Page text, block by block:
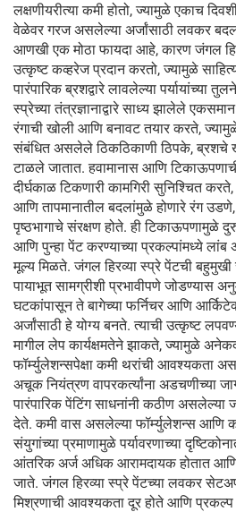
लक्षणीयरीत्या कमी होतो, ज्यामुळे एकाच
वेळेवर गरज असलेल्या अर्जांसाठी लवकर
आणखी एक मोठा फायदा आहे, कारण जंगल
उत्कृष्ट कव्हरेज प्रदान करतो, ज्यामुळे
पारंपारिक ब्रशद्वारे लावलेल्या पर्यायांच्या
स्प्रेच्या तंत्रज्ञानाद्वारे साध्य झालेले
रंगाची खोली आणि बनावट तयार करते, ज्यामुळे
संबंधित असलेले ठिकठिकाणी ठिपके,
टाळले जातात. हवामानास आणि टिकाऊपणाची
दीर्घकाळ टिकणारी कामगिरी सुनिश्चित
आणि तापमानातील बदलांमुळे होणारे रंग
पृष्ठभागाचे संरक्षण होते. ही टिकाऊपणामुळे
आणि पुन्हा पेंट करण्याच्या प्रकल्पांमध्ये लांब
मूल्य मिळते. जंगल हिरव्या स्प्रे पेंटची
पायाभूत सामग्रीशी प्रभावीपणे जोडण्यास
घटकांपासून ते बागेच्या फर्निचर आणि
अर्जांसाठी हे योग्य बनते. त्याची उत्कृष्ट
मागील लेप कार्यक्षमतेने झाकते, ज्यामुळे
फॉर्म्युलेशन्सपेक्षा कमी थरांची आवश्यकता
अचूक नियंत्रण वापरकर्त्यांना अडचणीच्या
पारंपारिक पेंटिंग साधनांनी कठीण असलेल्या
देते. कमी वास असलेल्या फॉर्म्युलेशन्स आणि
संयुगांच्या प्रमाणामुळे पर्यावरणाच्या
आंतरिक अर्ज अधिक आरामदायक होतात
जाते. जंगल हिरव्या स्प्रे पेंटच्या लवकर
मिश्रणाची आवश्यकता दूर होते आणि